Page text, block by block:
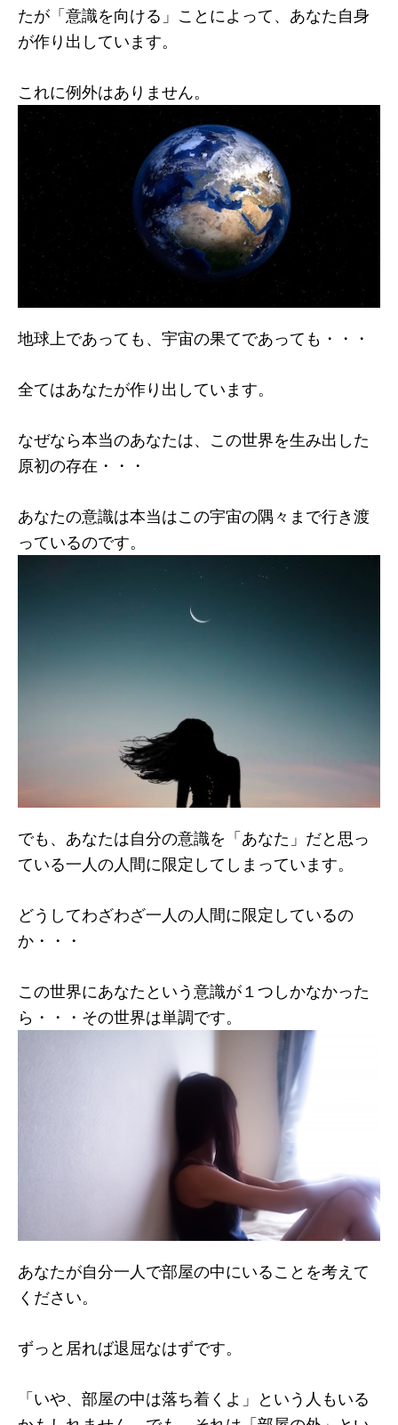
たが「意識を向ける」ことによって、あなた自身
が作り出しています。
これに例外はありません。
地球上であっても、宇宙の果てであっても・・・
全てはあなたが作り出しています。
なぜなら本当のあなたは、この世界を生み出した
原初の存在・・・
あなたの意識は本当はこの宇宙の隅々まで行き渡
っているのです。
でも、あなたは自分の意識を「あなた」だと思っ
ている一人の人間に限定してしまっています。
どうしてわざわざ一人の人間に限定しているの
か・・・
この世界にあなたという意識が１つしかなかった
ら・・・その世界は単調です。
あなたが自分一人で部屋の中にいることを考えて
ください。
ずっと居れば退屈なはずです。
「いや、部屋の中は落ち着くよ」という人もいる